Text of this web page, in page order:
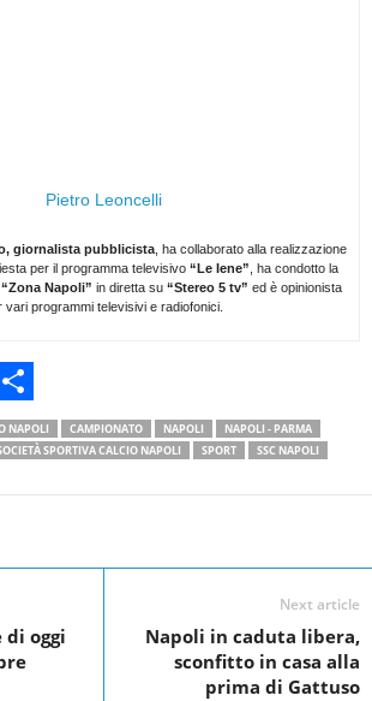
Pietro Leoncelli
giornalista pubblicista , ha collaborato alla realizzazione
per il programma televisivo “Le Iene” , ha condotto la
“Zona Napoli” in diretta su “Stereo 5 tv” ed è opinionista
vari programmi televisivi e radiofonici.
NAPOLI CAMPIONATO NAPOLI
NAPOLI - PARMA
SPORTIVA CALCIO NAPOLI SPORT
SSC NAPOLI
di oggi
Next article
Napoli in caduta libera,
sconfitto in casa alla
prima di Gattuso